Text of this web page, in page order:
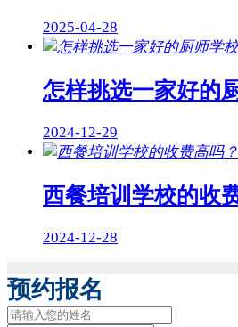
2025-04-28
怎样挑选一家好的
2024-12-29
西餐培训学校的收
2024-12-28
预约报名